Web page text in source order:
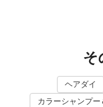
そ
ヘアダイ
カラーシャンプー